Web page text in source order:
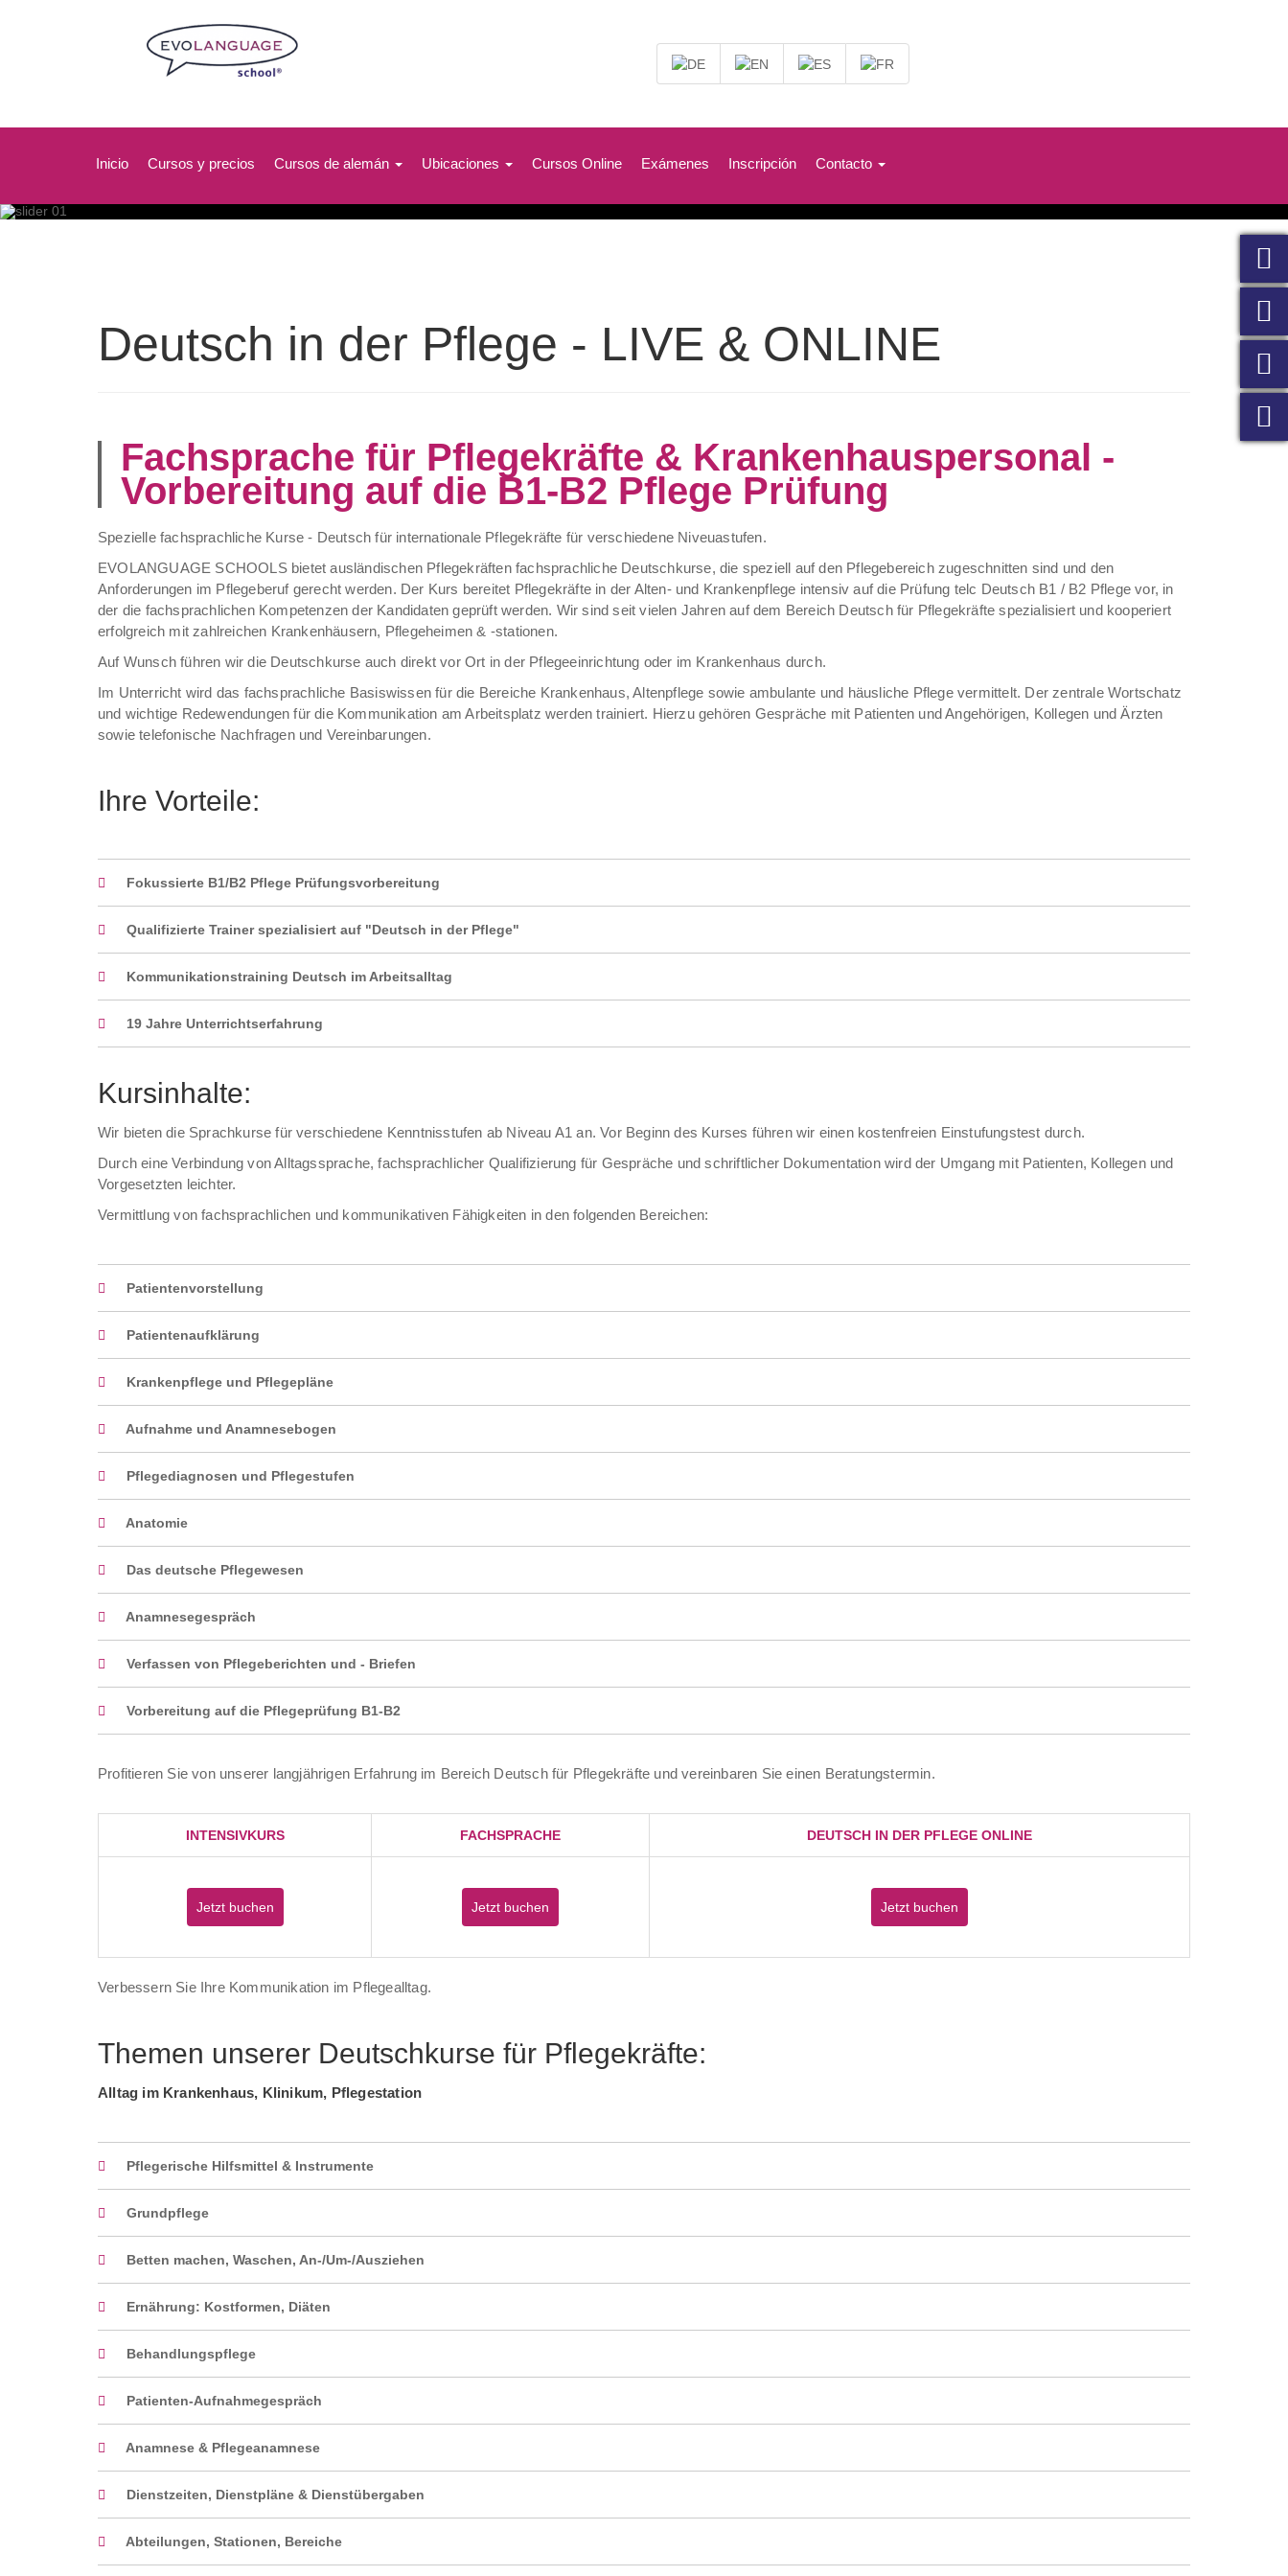
Inicio Cursos y precios Cursos de alemán Ubicaciones Cursos Online Exámenes Inscripción Contacto
Deutsch in der Pflege - LIVE & ONLINE
Fachsprache für Pflegekräfte & Krankenhauspersonal -
Vorbereitung auf die B1-B2 Pflege Prüfung
Spezielle fachsprachliche Kurse - Deutsch für internationale Pflegekräfte für verschiedene Niveuastufen.
EVOLANGUAGE SCHOOLS bietet ausländischen Pflegekräften fachsprachliche Deutschkurse, die speziell auf den Pflegebereich zugeschnitten sind und den
Anforderungen im Pflegeberuf gerecht werden. Der Kurs bereitet Pflegekräfte in der Alten- und Krankenpflege intensiv auf die Prüfung telc Deutsch B1 / B2 Pflege vor, in
der die fachsprachlichen Kompetenzen der Kandidaten geprüft werden. Wir sind seit vielen Jahren auf dem Bereich Deutsch für Pflegekräfte spezialisiert und kooperiert
erfolgreich mit zahlreichen Krankenhäusern, Pflegeheimen & -stationen.
Auf Wunsch führen wir die Deutschkurse auch direkt vor Ort in der Pflegeeinrichtung oder im Krankenhaus durch.
Im Unterricht wird das fachsprachliche Basiswissen für die Bereiche Krankenhaus, Altenpflege sowie ambulante und häusliche Pflege vermittelt. Der zentrale Wortschatz
und wichtige Redewendungen für die Kommunikation am Arbeitsplatz werden trainiert. Hierzu gehören Gespräche mit Patienten und Angehörigen, Kollegen und Ärzten
sowie telefonische Nachfragen und Vereinbarungen.
Ihre Vorteile:
Fokussierte B1/B2 Pflege Prüfungsvorbereitung
Qualifizierte Trainer spezialisiert auf "Deutsch in der Pflege"
Kommunikationstraining Deutsch im Arbeitsalltag
19 Jahre Unterrichtserfahrung
Kursinhalte:
Wir bieten die Sprachkurse für verschiedene Kenntnisstufen ab Niveau A1 an. Vor Beginn des Kurses führen wir einen kostenfreien Einstufungstest durch.
Durch eine Verbindung von Alltagssprache, fachsprachlicher Qualifizierung für Gespräche und schriftlicher Dokumentation wird der Umgang mit Patienten, Kollegen und
Vorgesetzten leichter.
Vermittlung von fachsprachlichen und kommunikativen Fähigkeiten in den folgenden Bereichen:
Patientenvorstellung
Patientenaufklärung
Krankenpflege und Pflegepläne
Aufnahme und Anamnesebogen
Pflegediagnosen und Pflegestufen
Anatomie
Das deutsche Pflegewesen
Anamnesegespräch
Verfassen von Pflegeberichten und - Briefen
Vorbereitung auf die Pflegeprüfung B1-B2
Profitieren Sie von unserer langjährigen Erfahrung im Bereich Deutsch für Pflegekräfte und vereinbaren Sie einen Beratungstermin.
INTENSIVKURS FACHSPRACHE DEUTSCH IN DER PFLEGE ONLINE
Jetzt buchen Jetzt buchen Jetzt buchen
Verbessern Sie Ihre Kommunikation im Pflegealltag.
Themen unserer Deutschkurse für Pflegekräfte:
Alltag im Krankenhaus, Klinikum, Pflegestation
Pflegerische Hilfsmittel & Instrumente
Grundpflege
Betten machen, Waschen, An-/Um-/Ausziehen
Ernährung: Kostformen, Diäten
Behandlungspflege
Patienten-Aufnahmegespräch
Anamnese & Pflegeanamnese
Dienstzeiten, Dienstpläne & Dienstübergaben
Abteilungen, Stationen, Bereiche